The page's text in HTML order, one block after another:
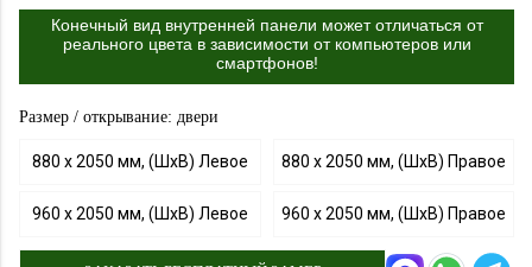
Конечный вид внутренней панели может отличаться от
реального цвета в зависимости от компьютеров или
смартфонов!
Размер / открывание: двери
880 х 2050 мм, (ШхВ) Левое 880 х 2050 мм, (ШхВ) Правое
960 х 2050 мм, (ШхВ) Левое 960 х 2050 мм, (ШхВ) Правое